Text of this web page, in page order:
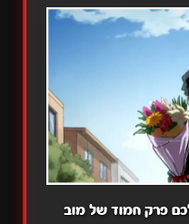
פרק חמוד של מוב